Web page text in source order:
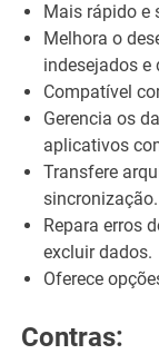
Mais rápido e
Melhora o
indesejados e
Compatível
Gerencia os
aplicativos
Transfere
sincronização.
Repara erros
excluir dados.
Oferece
Contras: